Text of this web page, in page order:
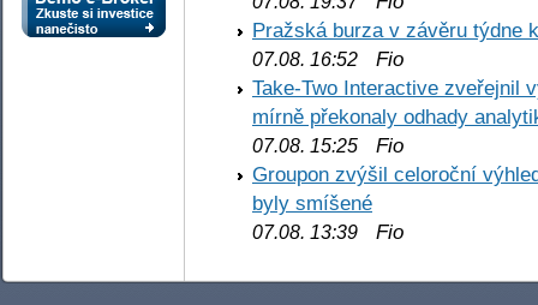
Pražská burza v závěru týdne
07.08. 16:52 Fio
Take-Two Interactive zveřejnil
mírně překonaly odhady
07.08. 15:25 Fio
Groupon zvýšil celoroční
byly smíšené
07.08. 13:39 Fio